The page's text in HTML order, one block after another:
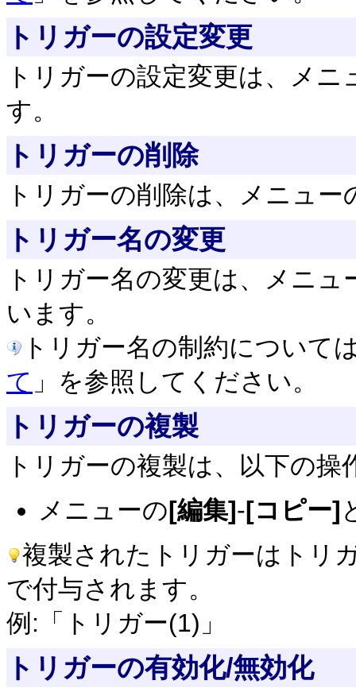
トリガーの設定変更
トリガーの設定変更は、メニ
す。
トリガーの削除
トリガーの削除は、メニュー
トリガー名の変更
トリガー名の変更は、メニュ
います。
トリガー名の制約について
て 」を参照してください。
トリガーの複製
トリガーの複製は、以下の操
メニューの[編集]-[コピー]
複製されたトリガーはトリ
で付与されます。
例:「トリガー(1)」
トリガーの有効化/無効化